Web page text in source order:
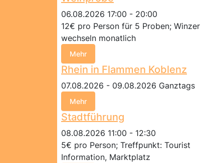
06.08.2026 17:00 - 20:00
12€ pro Person für 5 Proben; Winzer
wechseln monatlich
Mehr
Rhein in Flammen Koblenz
07.08.2026 - 09.08.2026 Ganztags
Mehr
Stadtführung
08.08.2026 11:00 - 12:30
5€ pro Person; Treffpunkt: Tourist
Information, Marktplatz